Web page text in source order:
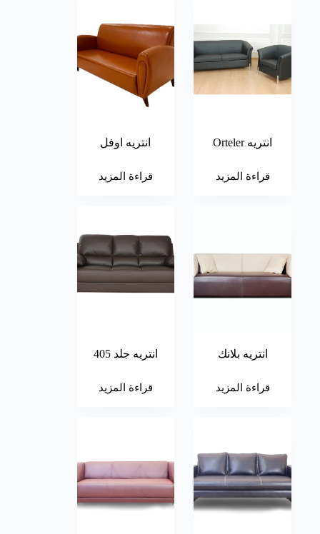
انتريه Orteler
قراءة المزيد
انتريه اوفل
قراءة المزيد
انتريه بلانك
قراءة المزيد
انتريه جلد 405
قراءة المزيد